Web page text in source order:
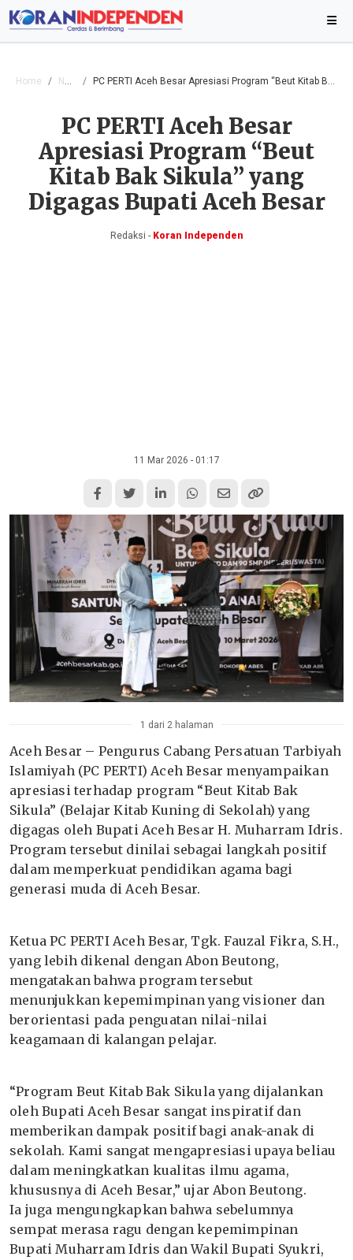
Home Nasional PC PERTI Aceh Besar Apresiasi Program “Beut Kitab Bak Sikula” yang Digagas Bupati Aceh Besar
PC PERTI Aceh Besar
Apresiasi Program “Beut
Kitab Bak Sikula” yang
Digagas Bupati Aceh Besar
Redaksi -Koran Independen
11 Mar 2026 - 01:17
1 dari 2 halaman
Aceh Besar – Pengurus Cabang Persatuan Tarbiyah
Islamiyah (PC PERTI) Aceh Besar menyampaikan
apresiasi terhadap program “Beut Kitab Bak
Sikula” (Belajar Kitab Kuning di Sekolah) yang
digagas oleh Bupati Aceh Besar H. Muharram Idris.
Program tersebut dinilai sebagai langkah positif
dalam memperkuat pendidikan agama bagi
generasi muda di Aceh Besar.
Ketua PC PERTI Aceh Besar, Tgk. Fauzal Fikra, S.H.,
yang lebih dikenal dengan Abon Beutong,
mengatakan bahwa program tersebut
menunjukkan kepemimpinan yang visioner dan
berorientasi pada penguatan nilai-nilai
keagamaan di kalangan pelajar.
“Program Beut Kitab Bak Sikula yang dijalankan
oleh Bupati Aceh Besar sangat inspiratif dan
memberikan dampak positif bagi anak-anak di
sekolah. Kami sangat mengapresiasi upaya beliau
dalam meningkatkan kualitas ilmu agama,
khususnya di Aceh Besar,” ujar Abon Beutong.
Ia juga mengungkapkan bahwa sebelumnya
sempat merasa ragu dengan kepemimpinan
Bupati Muharram Idris dan Wakil Bupati Syukri,